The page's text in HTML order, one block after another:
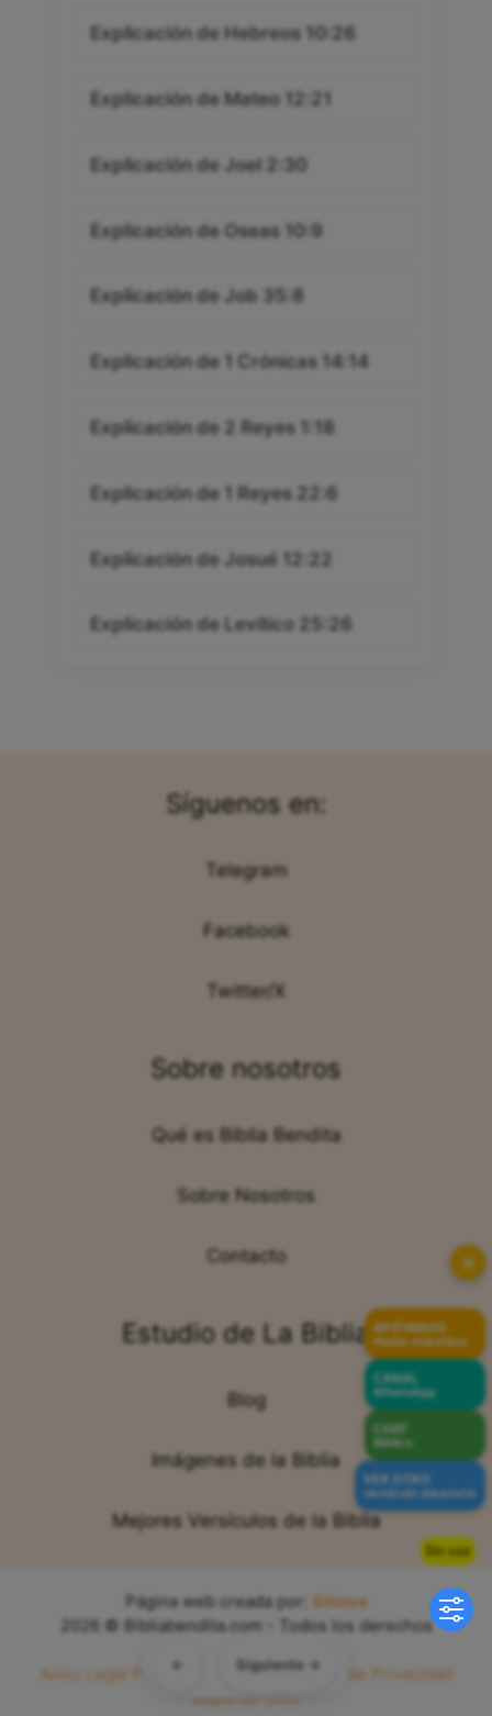
← Siguiente →
Sin voz
Explicación de Hebreos 10:26
Explicación de Mateo 12:21
Explicación de Joel 2:30
Explicación de Oseas 10:9
Explicación de Job 35:8
Explicación de 1 Crónicas 14:14
Explicación de 2 Reyes 1:18
Explicación de 1 Reyes 22:6
Explicación de Josué 12:22
Explicación de Levítico 25:26
Síguenos en:
Telegram
Facebook
Twitter/X
Sobre nosotros
Qué es Biblia Bendita
Sobre Nosotros
Contacto
Estudio de La Biblia
Blog
Imágenes de la Biblia
Mejores Versículos de la Biblia
Página web creada por:
Sitiova
2026 © Bibliabendita.com - Todos los derechos
Aviso Legal
Política de Cookies Política de Privacidad
Mapa del Sitio
✕
APÓYANOS
Hazte miembro
CANAL
WhatsApp
CHAT
Bíblico
VER OTRO
versículo aleatorio